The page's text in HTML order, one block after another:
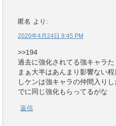
匿名 より:
2020年4月24日 9:45 PM
>>194
過去に強化されてる強キャラた
まぁ大半はあんまり影響ない
しケンは強キャラの仲間入り
でに同じ強化もらってるがな
返信